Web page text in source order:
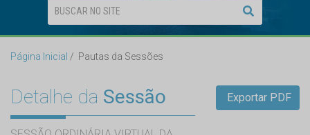
Página Inicial Pautas da Sessões
Detalhe da Sessão Exportar PDF